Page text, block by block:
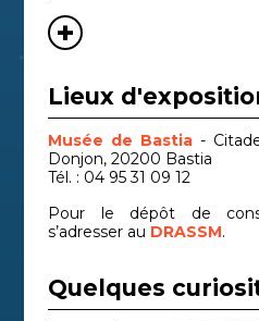
Lieux
Musée de Bastia -
Donjon, 20200 Bastia
Tél. : 04 95 31 09 12
Pour le dépôt de
s’adresser au DRASSM.
Quelques